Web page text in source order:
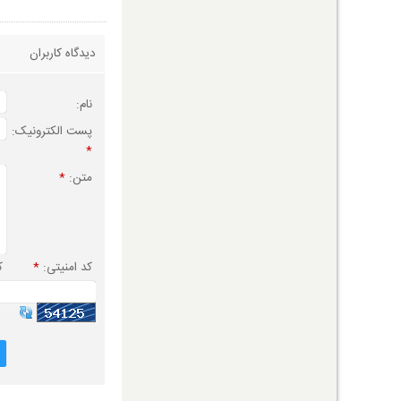
دیدگاه کاربران
نام:
پست الکترونیک:
*
متن: *
کد امنیتی: *